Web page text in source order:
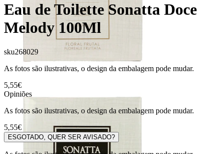
Eau de Toilette Sonatta Doce
Melody 100Ml
sku268029
As fotos são ilustrativas, o design da embalagem pode mudar.
5,55€
Opiniões
As fotos são ilustrativas, o design da embalagem pode mudar.
5,55€
ESGOTADO, QUER SER AVISADO?